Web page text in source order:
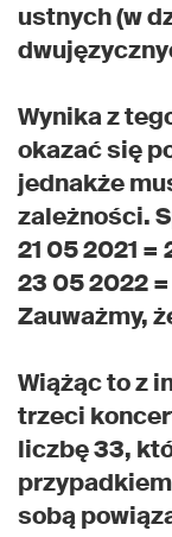
ustnych (w
Wynika z
okazać się
jednakże
zależności.
21 05 2021 =
23 05 2022
Zauważmy,
Wiążąc to z
trzeci
liczbę 33,
sobą